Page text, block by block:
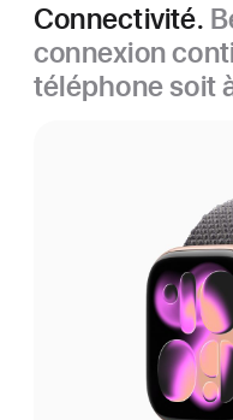
Connectivité.
connexion
téléphone soit